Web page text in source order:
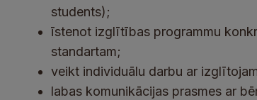
students);
īstenot izglītības programmu
standartam;
veikt individuālu darbu ar
labas komunikācijas prasmes ar